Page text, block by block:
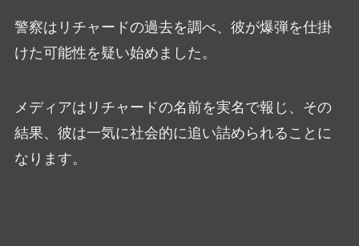
警察はリチャードの過去を調べ、彼が爆弾を仕掛
けた可能性を疑い始めました。
メディアはリチャードの名前を実名で報じ、その
結果、彼は一気に社会的に追い詰められることに
なります。